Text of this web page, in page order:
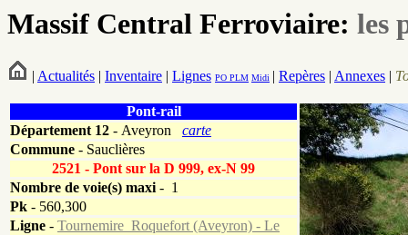
Massif Central Ferroviaire: les
| Actualités | Inventaire | Lignes PO PLM Midi | Repères | Annexes |
Pont-rail
Département 12 - Aveyron carte
Commune - Sauclières
2521 - Pont sur la D 999, ex-N 99
Nombre de voie(s) maxi- 1
Pk - 560,300
Ligne - Tournemire_Roquefort (Aveyron) - Le